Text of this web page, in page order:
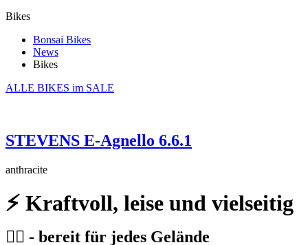
Bikes
Bonsai Bikes
News
Bikes
ALLE BIKES im SALE
STEVENS E-Agnello 6.6.1
anthracite
⚡ Kraftvoll, leise und vielseitig
🚵‍♂️ - bereit für jedes Gelände